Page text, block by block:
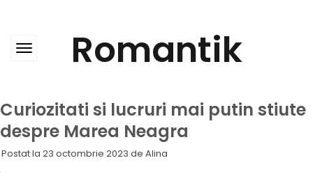
Romantik
Curiozitati si lucruri mai putin stiute
despre Marea Neagra
Postat la 23 octombrie 2023 de Alina